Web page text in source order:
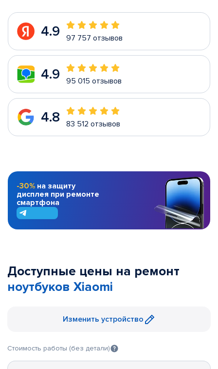
4.9 97 757 отзывов
4.9 95 015 отзывов
4.8 83 512 отзывов
-30% на защиту
дисплея при ремонте
смартфона
Доступные цены на ремонт
ноутбуков Xiaomi
Изменить устройство
Стоимость работы (без детали)